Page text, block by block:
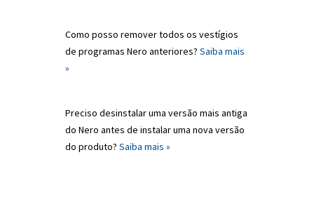
Como posso remover todos os vestígios
de programas Nero anteriores? Saiba mais
»
Preciso desinstalar uma versão mais antiga
do Nero antes de instalar uma nova versão
do produto? Saiba mais »